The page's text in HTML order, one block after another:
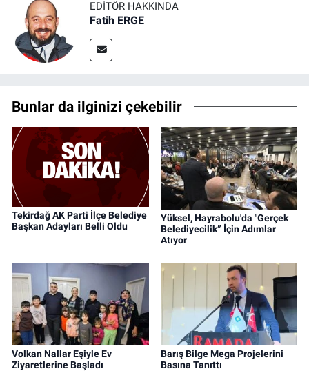
EDITÖR HAKKINDA
Fatih ERGE
Bunlar da ilginizi çekebilir
Tekirdağ AK Parti İlçe Belediye
Başkan Adayları Belli Oldu
Yüksel, Hayrabolu'da "Gerçek
Belediyecilik” İçin Adımlar
Atıyor
Volkan Nallar Eşiyle Ev
Ziyaretlerine Başladı
Barış Bilge Mega Projelerini
Basına Tanıttı